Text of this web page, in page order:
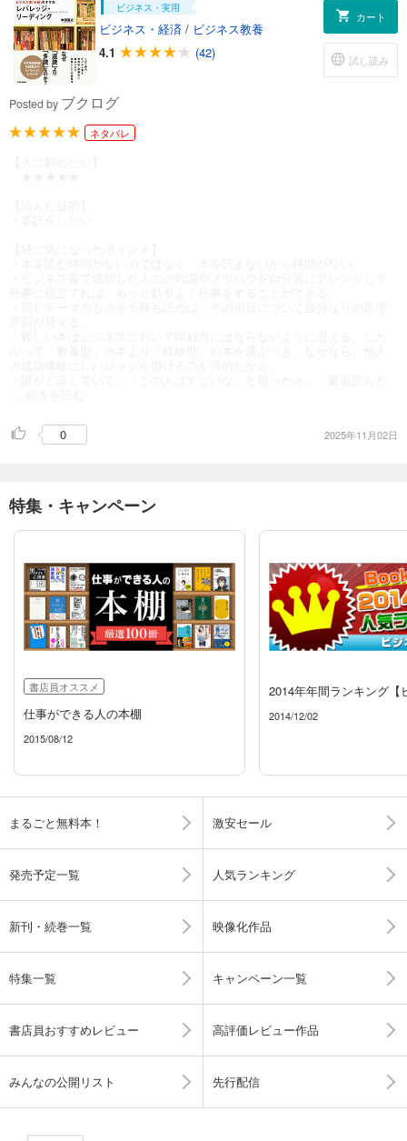
ビジネス・実用
ビジネス・経済 / ビジネス教養
4.1
(42)
カート
試し読み
Posted by ブクログ
ネタバレ
0 2025年11月02日
特集・キャンペーン
書店員オススメ
仕事ができる人の本棚
2015/08/12
2014年年間ランキング【
2014/12/02
まるごと無料本！ 激安セール
発売予定一覧 人気ランキング
新刊・続巻一覧 映像化作品
特集一覧 キャンペーン一覧
書店員おすすめレビュー 高評価レビュー作品
みんなの公開リスト 先行配信